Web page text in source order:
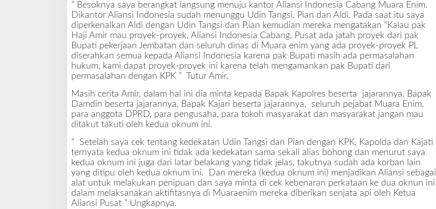
u
r
a
E
n
i
m
i
l
a
p
r
k
a
K
” Besoknya saya berangkat langsung menuju kantor Aliansi Indonesia Cabang Muara Enim.
Dikantor Aliansi Indonesia sudah menunggu Udin Tangsi, Pian dan Aldi. Pada saat itu saya
diperkenalkan Aldi dengan Udin Tangsi dan P,ian kemudian mereka mengatakan “Kalau pak
Haji Amir mau proyek-proyek, Aliansi Indonesia Cabang. Pusat ada jatah proyek dari pak
Bupati pekerjaan Jembatan dan seluruh dinas di Muara enim yang ada proyek-proyek PL
diserahkan semua kepada Aliansi Indonesia karena pak Bupati masih ada permasalahan
hukum, kami dapat proyek-proyek ini karena telah mengamankan pak Bupati dari
permasalahan dengan KPK ” Tutur Amir.
Masih cerita Amir, dalam hal ini dia minta kepada Bapak Kapolres beserta jajarannya, Bapak
Damdin beserta jajarannya, Bapak Kajari beserta jajarannya, seluruh pejabat Muara Enim,
para anggota DPRD, para pengusaha, para tokoh masyarakat dan masyarakat jangan mau
ditakut takuti oleh kedua oknum ini.
” Setelah saya cek tentang kedekatan Udin Tangsi dan Pian dengan KPK, Kapolda dan Kajati
ternyata kedua oknum ini tidak ada kedekatan sama sekali alias bohong dan menurut saya
kedua oknum ini juga dari latar belakang yang tidak jelas, takutnya sudah ada korban lain
yang ditipu oleh kedua oknum ini. Dan mereka (kedua oknum ini) menjadikan Aliansi sebagai
alat untuk melakukan penipuan dan saya minta di cek kebenaran perkataan ke dua oknun ini
dalam melaksanakan aktifitasnya di Muaraenim mereka diberikan senjata api oleh Ketua
Aliansi Pusat ” Ungkapnya.